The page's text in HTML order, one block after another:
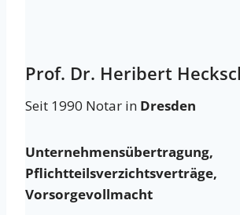
Prof. Dr. Heribert
Seit 1990 Notar in Dresden
Unternehmensübertragung,
Pflichtteilsverzichtsverträge,
Vorsorgevollmacht